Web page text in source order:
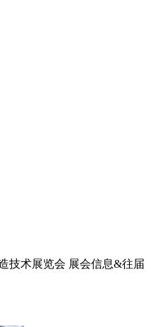
技术展览会 展会信息&往届